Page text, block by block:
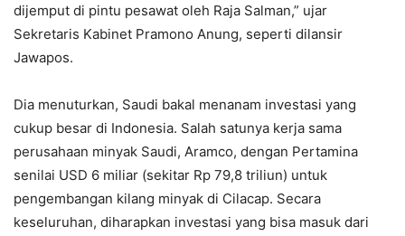
dijemput di pintu pesawat oleh Raja Salman,” ujar
Sekretaris Kabinet Pramono Anung, seperti dilansir
Jawapos.
Dia menuturkan, Saudi bakal menanam investasi yang
cukup besar di Indonesia. Salah satunya kerja sama
perusahaan minyak Saudi, Aramco, dengan Pertamina
senilai USD 6 miliar (sekitar Rp 79,8 triliun) untuk
pengembangan kilang minyak di Cilacap. Secara
keseluruhan, diharapkan investasi yang bisa masuk dari